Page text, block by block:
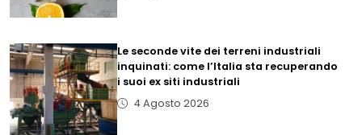
Le seconde vite dei terreni industriali
inquinati: come l’Italia sta recuperando
i suoi ex siti industriali
4 Agosto 2026